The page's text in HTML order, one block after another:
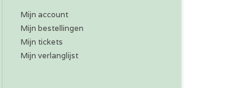
Mijn account
Mijn bestellingen
Mijn tickets
Mijn verlanglijst